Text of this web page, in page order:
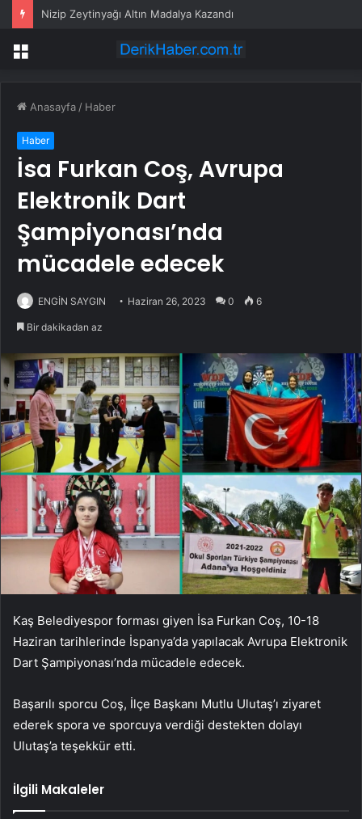
Nizip Zeytinyağı Altın Madalya Kazandı
Menü
Anasayfa / Haber
Haber
İsa Furkan Coş, Avrupa
Elektronik Dart
Şampiyonası’nda
mücadele edecek
ENGİN SAYGIN Haziran 26, 2023 0 6
Bir dakikadan az
Kaş Belediyespor forması giyen İsa Furkan Coş, 10-18
Haziran tarihlerinde İspanya’da yapılacak Avrupa Elektronik
Dart Şampiyonası’nda mücadele edecek.
Başarılı sporcu Coş, İlçe Başkanı Mutlu Ulutaş’ı ziyaret
ederek spora ve sporcuya verdiği destekten dolayı
Ulutaş’a teşekkür etti.
İlgili Makaleler